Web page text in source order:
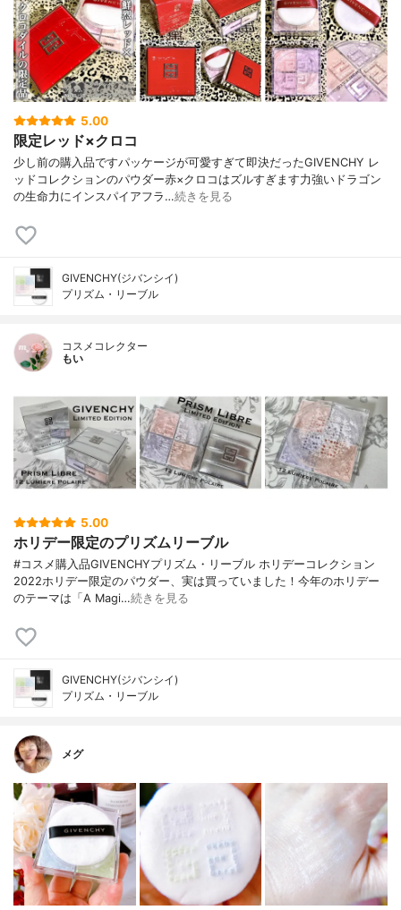
5.00
限定レッド×クロコ
少し前の購入品ですパッケージが可愛すぎて即決だったGIVENCHY レ
ッドコレクションのパウダー赤×クロコはズルすぎます力強いドラゴン
の生命力にインスパイアフラ…続きを見る
GIVENCHY(ジバンシイ)
プリズム・リーブル
コスメコレクター
もい
5.00
ホリデー限定のプリズムリーブル
#コスメ購入品GIVENCHYプリズム・リーブル ホリデーコレクション
2022ホリデー限定のパウダー、実は買っていました！今年のホリデー
のテーマは「A Magi…続きを見る
GIVENCHY(ジバンシイ)
プリズム・リーブル
メグ